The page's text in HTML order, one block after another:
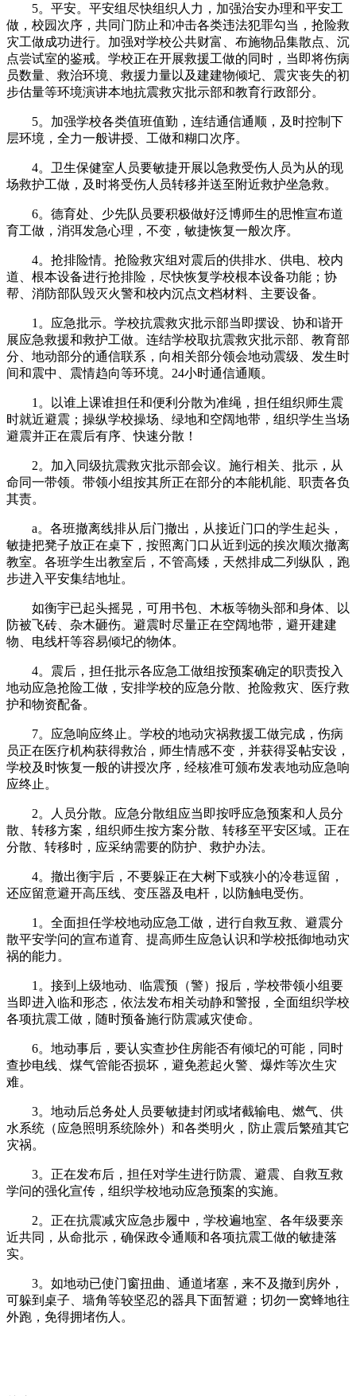
5。平安。平安组尽快组织人力，加强治安办理和平安工
做，校园次序，共同门防止和冲击各类违法犯罪勾当，抢险救
灾工做成功进行。加强对学校公共财富、布施物品集散点、沉
点尝试室的鉴戒。学校正在开展救援工做的同时，当即将伤病
员数量、救治环境、救援力量以及建建物倾圮、震灾丧失的初
步估量等环境演讲本地抗震救灾批示部和教育行政部分。
5。加强学校各类值班值勤，连结通信通顺，及时控制下
层环境，全力一般讲授、工做和糊口次序。
4。卫生保健室人员要敏捷开展以急救受伤人员为从的现
场救护工做，及时将受伤人员转移并送至附近救护坐急救。
6。德育处、少先队员要积极做好泛博师生的思惟宣布道
育工做，消弭发急心理，不变，敏捷恢复一般次序。
4。抢排险情。抢险救灾组对震后的供排水、供电、校内
道、根本设备进行抢排险，尽快恢复学校根本设备功能；协
帮、消防部队毁灭火警和校内沉点文档材料、主要设备。
1。应急批示。学校抗震救灾批示部当即摆设、协和谐开
展应急救援和救护工做。连结学校取抗震救灾批示部、教育部
分、地动部分的通信联系，向相关部分领会地动震级、发生时
间和震中、震情趋向等环境。24小时通信通顺。
1。以谁上课谁担任和便利分散为准绳，担任组织师生震
时就近避震；操纵学校操场、绿地和空阔地带，组织学生当场
避震并正在震后有序、快速分散！
2。加入同级抗震救灾批示部会议。施行相关、批示，从
命同一带领。带领小组按其所正在部分的本能机能、职责各负
其责。
a。各班撤离线排从后门撤出，从接近门口的学生起头，
敏捷把凳子放正在桌下，按照离门口从近到远的挨次顺次撤离
教室。各班学生出教室后，不管高矮，天然排成二列纵队，跑
步进入平安集结地址。
如衡宇已起头摇晃，可用书包、木板等物头部和身体、以
防被飞砖、杂木砸伤。避震时尽量正在空阔地带，避开建建
物、电线杆等容易倾圮的物体。
4。震后，担任批示各应急工做组按预案确定的职责投入
地动应急抢险工做，安排学校的应急分散、抢险救灾、医疗救
护和物资配备。
7。应急响应终止。学校的地动灾祸救援工做完成，伤病
员正在医疗机构获得救治，师生情感不变，并获得妥帖安设，
学校及时恢复一般的讲授次序，经核准可颁布发表地动应急响
应终止。
2。人员分散。应急分散组应当即按呼应急预案和人员分
散、转移方案，组织师生按方案分散、转移至平安区域。正在
分散、转移时，应采纳需要的防护、救护办法。
4。撤出衡宇后，不要躲正在大树下或狭小的冷巷逗留，
还应留意避开高压线、变压器及电杆，以防触电受伤。
1。全面担任学校地动应急工做，进行自救互救、避震分
散平安学问的宣布道育、提高师生应急认识和学校抵御地动灾
祸的能力。
1。接到上级地动、临震预（警）报后，学校带领小组要
当即进入临和形态，依法发布相关动静和警报，全面组织学校
各项抗震工做，随时预备施行防震减灾使命。
6。地动事后，要认实查抄住房能否有倾圮的可能，同时
查抄电线、煤气管能否损坏，避免惹起火警、爆炸等次生灾
难。
3。地动后总务处人员要敏捷封闭或堵截输电、燃气、供
水系统（应急照明系统除外）和各类明火，防止震后繁殖其它
灾祸。
3。正在发布后，担任对学生进行防震、避震、自救互救
学问的强化宣传，组织学校地动应急预案的实施。
2。正在抗震减灾应急步履中，学校遍地室、各年级要亲
近共同，从命批示，确保政令通顺和各项抗震工做的敏捷落
实。
3。如地动已使门窗扭曲、通道堵塞，来不及撤到房外，
可躲到桌子、墙角等较坚忍的器具下面暂避；切勿一窝蜂地往
外跑，免得拥堵伤人。